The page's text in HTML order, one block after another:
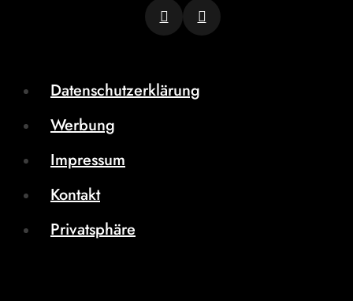
Datenschutzerklärung
Werbung
Impressum
Kontakt
Privatsphäre